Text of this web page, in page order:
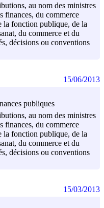
au nom des ministres
finances, du commerce
la fonction publique, de la
du commerce et du
décisions ou conventions
publiques
au nom des ministres
finances, du commerce
la fonction publique, de la
du commerce et du
décisions ou conventions
15/06/2013
15/03/2013